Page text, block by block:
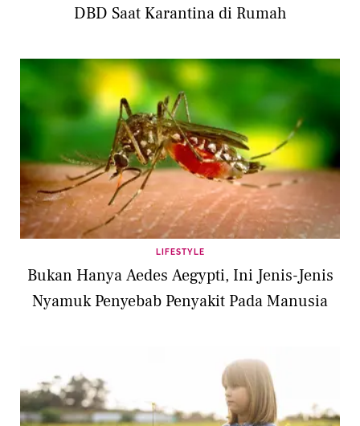
DBD Saat Karantina di Rumah
LIFESTYLE
Bukan Hanya Aedes Aegypti, Ini Jenis-Jenis
Nyamuk Penyebab Penyakit Pada Manusia